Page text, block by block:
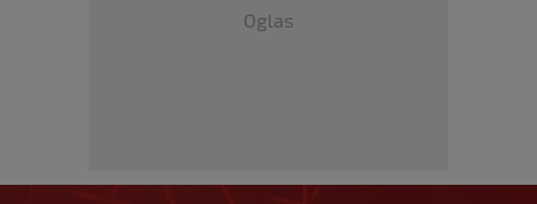
Oglas